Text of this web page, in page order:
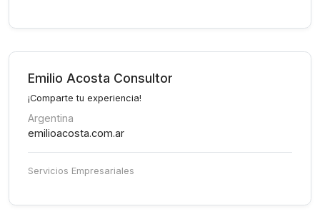
Emilio Acosta Consultor
¡Comparte tu experiencia!
Argentina
emilioacosta.com.ar
Servicios Empresariales